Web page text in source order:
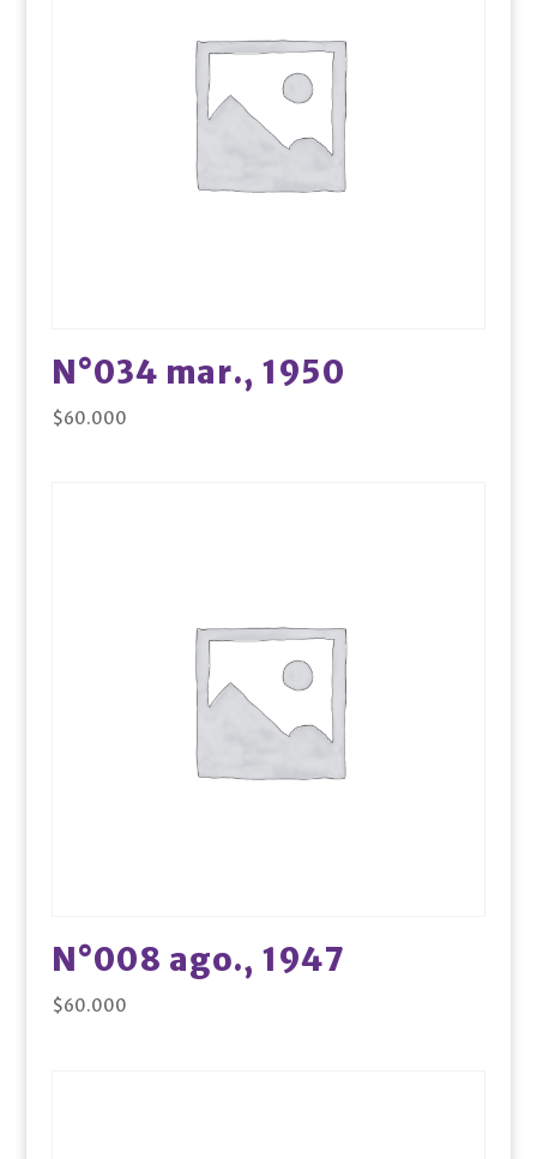
N°034 mar., 1950
$60.000
N°008 ago., 1947
$60.000